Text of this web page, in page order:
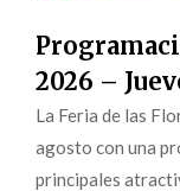
2026 –
La Feria de las
agosto con una
principales